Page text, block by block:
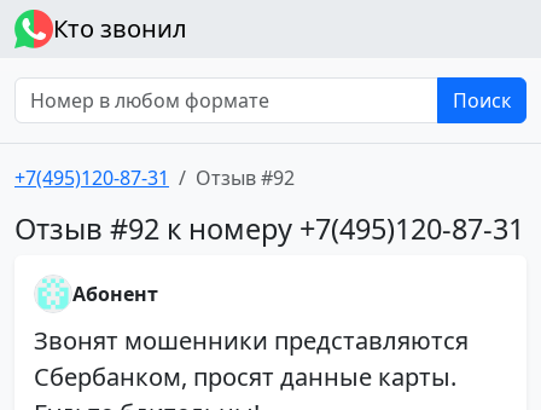
Кто звонил
Поиск
+7(495)120-87-31 Отзыв #92
Отзыв #92 к номеру +7(495)120-87-31
Абонент
Звонят мошенники представляются
Сбербанком, просят данные карты.